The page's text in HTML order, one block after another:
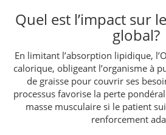
Quel est l’impact sur
global?
En limitant l’absorption lipidique,
calorique, obligeant l’organisme à
de graisse pour couvrir ses
processus favorise la perte
masse musculaire si le patient
renforcement